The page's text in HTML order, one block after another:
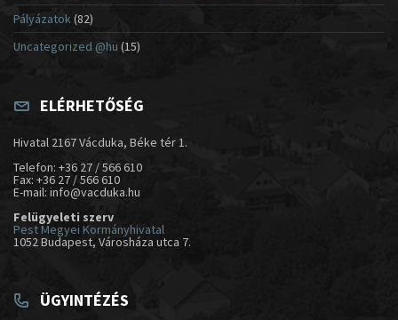
Pályázatok (82)
Uncategorized @hu (15)
ELÉRHETŐSÉG
Hivatal 2167 Vácduka, Béke tér 1.
Telefon: +36 27 / 566 610
Fax: +36 27 / 566 610
E-mail: info@vacduka.hu
Felügyeleti szerv
Pest Megyei Kormányhivatal
1052 Budapest, Városháza utca 7.
ÜGYINTÉZÉS